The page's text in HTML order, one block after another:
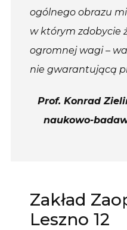
ogólnego obrazu
w którym zdobycie
ogromnej wagi –
nie gwarantującą
Prof. Konrad
naukowo-
Zakład
Leszno 12